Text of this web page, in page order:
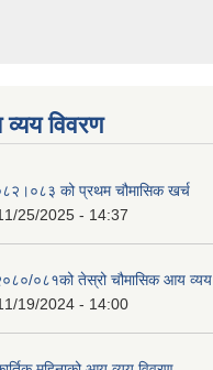
विवरण
को प्रथम चौमासिक खर्च
25/2025 - 14:37
०८१को तेस्रो चौमासिक आय व्यय
19/2024 - 14:00